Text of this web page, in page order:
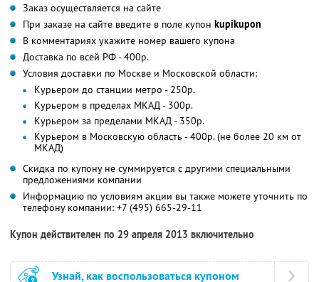
Заказ осуществляется на сайте
При заказе на сайте введите в поле купон kupikupon
В комментариях укажите номер вашего купона
Доставка по всей РФ - 400р.
Условия доставки по Москве и Московской области:
Курьером до станции метро - 250р.
Курьером в пределах МКАД - 300р.
Курьером за пределами МКАД - 350р.
Курьером в Московскую область - 400р. (не более 20 км от
МКАД)
Скидка по купону не суммируется с другими специальными
предложениями компании
Информацию по условиям акции вы также можете уточнить по
телефону компании: +7 (495) 665-29-11
Купон действителен по 29 апреля 2013 включительно
Узнай, как воспользоваться купоном